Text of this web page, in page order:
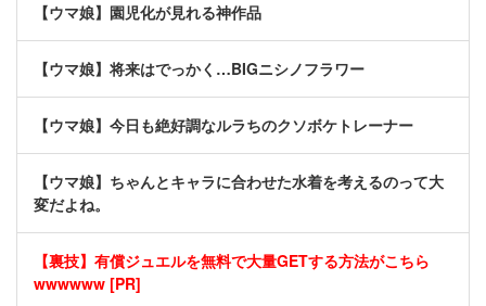
【ウマ娘】園児化が見れる神作品
【ウマ娘】将来はでっかく…BIGニシノフラワー
【ウマ娘】今日も絶好調なルラちのクソボケトレーナー
【ウマ娘】ちゃんとキャラに合わせた水着を考えるのって大
変だよね。
【裏技】有償ジュエルを無料で大量GETする方法がこちら
wwwwww [PR]